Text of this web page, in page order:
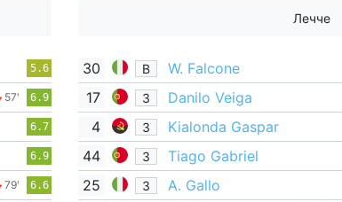
5.6
57' 6.9
6.7
6.9
79' 6.6
Лечче
30 В W. Falcone
17 З Danilo Veiga
4 З Kialonda Gaspar
44 З Tiago Gabriel
25 З A. Gallo